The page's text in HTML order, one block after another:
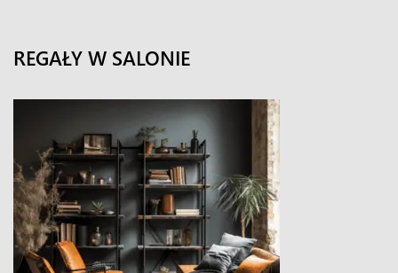
REGAŁY W SALONIE